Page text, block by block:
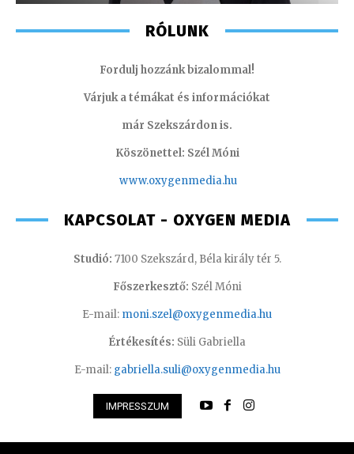
RÓLUNK
Fordulj hozzánk bizalommal!
Várjuk a témákat és információkat
már Szekszárdon is.
Köszönettel: Szél Móni
www.oxygenmedia.hu
KAPCSOLAT - OXYGEN MEDIA
Studió: 7100 Szekszárd, Béla király tér 5.
Főszerkesztő: Szél Móni
E-mail: moni.szel@oxygenmedia.hu
Értékesítés: Süli Gabriella
E-mail: gabriella.suli@oxygenmedia.hu
IMPRESSZUM